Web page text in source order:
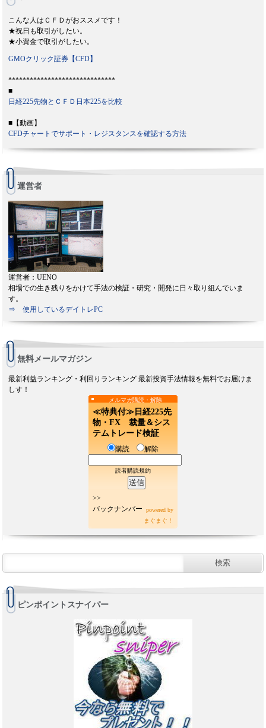
こんな人はＣＦＤがおススメです！
★祝日も取引がしたい。
★小資金で取引がしたい。
GMOクリック証券【CFD】
******************************
■
日経225先物とＣＦＤ日本225を比較
■【動画】
CFDチャートでサポート・レジスタンスを確認する方法
運営者
運営者：UENO
相場での生き残りをかけて手法の検証・研究・開発に日々取り組んでいま
す。
⇒ 使用しているデイトレPC
無料メールマガジン
最新利益ランキング・利回りランキング 最新投資手法情報を無料でお届けま
しす！
メルマガ購読・解除
≪特典付≫日経225先
物・FX 裁量＆シス
テムトレード検証
購読 解除
読者購読規約
>>
バックナンバー
powered by
まぐまぐ！
ピンポイントスナイパー